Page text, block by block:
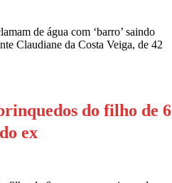
de água com ‘barro’ saindo
Claudiane da Costa Veiga, de 42
do filho de 6
ex